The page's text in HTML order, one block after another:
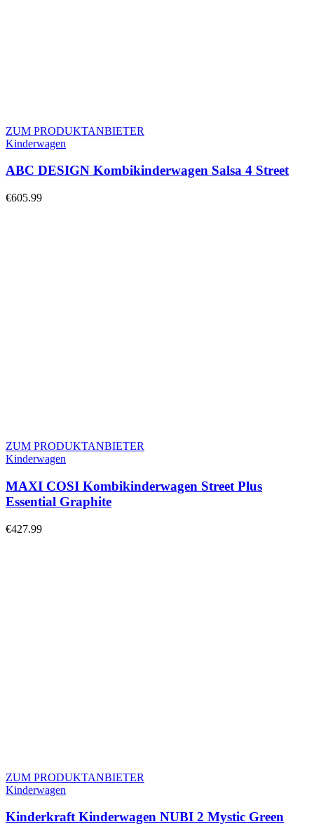
ZUM PRODUKTANBIETER
Kinderwagen
ABC DESIGN Kombikinderwagen Salsa 4 Street
€605.99
ZUM PRODUKTANBIETER
Kinderwagen
MAXI COSI Kombikinderwagen Street Plus
Essential Graphite
€427.99
ZUM PRODUKTANBIETER
Kinderwagen
Kinderkraft Kinderwagen NUBI 2 Mystic Green